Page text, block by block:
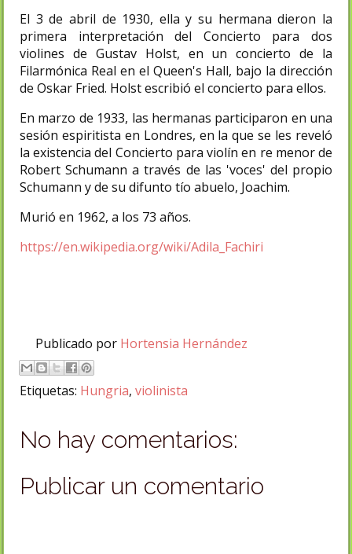
El 3 de abril de 1930, ella y su hermana dieron la
primera interpretación del Concierto para dos
violines de Gustav Holst, en un concierto de la
Filarmónica Real en el Queen's Hall, bajo la dirección
de Oskar Fried. Holst escribió el concierto para ellos.
En marzo de 1933, las hermanas participaron en una
sesión espiritista en Londres, en la que se les reveló
la existencia del Concierto para violín en re menor de
Robert Schumann a través de las 'voces' del propio
Schumann y de su difunto tío abuelo, Joachim.
Murió en 1962, a los 73 años.
https://en.wikipedia.org/wiki/Adila_Fachiri
Publicado por Hortensia Hernández
Etiquetas: Hungria, violinista
No hay comentarios:
Publicar un comentario